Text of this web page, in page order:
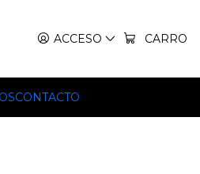
ACCESO CARRO
CONTACTO